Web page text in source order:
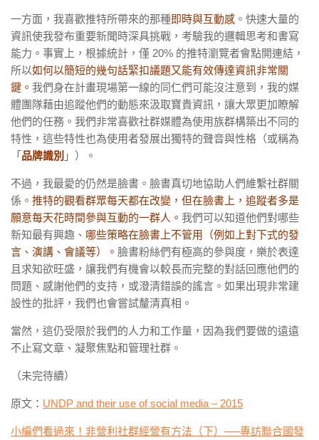
一方面，我喜歡推特所帶來的那種即時與互動感 。 快速大量的
資訊使我發布重要新聞時深具挑戰，考驗我的邏輯思考和書寫
能力。事實上，根據統計，僅 20% 的推特瀏覽者會點開連結，
所以如何以簡短的幾句話緊扣議題又能有效傳達資訊非常關
鍵。 我們身在計畫現場第一線的同仁們可能沒注意到，我的媒
體團隊藉由追蹤他們的動態來汲取寶貴資訊，讓大眾更加瞭解
他們的任務。我們非常喜歡社群媒體為使用族群構築出不同的
特性，這些特性也為使用者發展出獨特的聲音與性格（或稱為
「 品牌識別 」）。
不過，我最愛的仍然是臉書。臉書真切地協助人們維繫社群關
係。 推特的觀看群眾每天都在改變，但在臉書上，追蹤者多是
願意每天花時間參與互動的一群人。 我們可以知道他們對哪些
新知最有興趣、 哪些策略在臉書上不管用（例如上對下式的發
言、演講、會議等）。 臉書粉絲們有極高的參與度，樂於表達
且求知欲旺盛，讓我們有機會以較長而完整的對話回應他們的
問題、感謝他們的支持，或澄清錯誤的謠言。如果出現非常建
設性的批評，我們也會嘗試釐清真相。
當然，這仍受限於我們的人力和工作量，因為我們要做的遠遠
不止寫文章、凝聚焦點和管理社群。
（未完待續）
原文： UNDP and their use of social media – 2015
小編們看過來！非營利社群經營有方法（下）──專訪聯合國發